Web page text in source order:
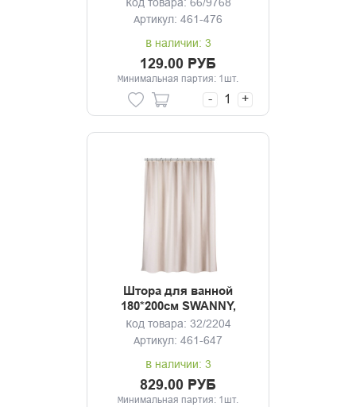
Код товара: 66/9768
Артикул: 461-476
В наличии: 3
129.00 РУБ
Минимальная партия: 1шт.
- +
Штора для ванной
180*200см SWANNY,
CREAM5, экрю,
полиэстер
Код товара: 32/2204
Артикул: 461-647
В наличии: 3
829.00 РУБ
Минимальная партия: 1шт.